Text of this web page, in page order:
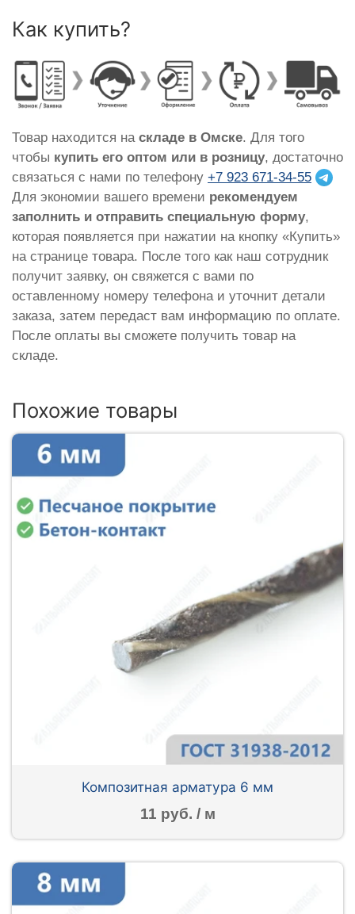
Как купить?
Товар находится на складе в Омске. Для того
чтобы купить его оптом или в розницу, достаточно
связаться с нами по телефону +7 923 671-34-55
Для экономии вашего времени рекомендуем
заполнить и отправить специальную форму,
которая появляется при нажатии на кнопку «Купить»
на странице товара. После того как наш сотрудник
получит заявку, он свяжется с вами по
оставленному номеру телефона и уточнит детали
заказа, затем передаст вам информацию по оплате.
После оплаты вы сможете получить товар на
складе.
Похожие товары
Композитная арматура 6 мм
11 руб. / м